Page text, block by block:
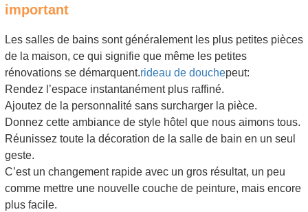
important
Les salles de bains sont généralement les plus petites pièces
de la maison, ce qui signifie que même les petites
rénovations se démarquent.rideau de douchepeut:
Rendez l’espace instantanément plus raffiné.
Ajoutez de la personnalité sans surcharger la pièce.
Donnez cette ambiance de style hôtel que nous aimons tous.
Réunissez toute la décoration de la salle de bain en un seul
geste.
C’est un changement rapide avec un gros résultat, un peu
comme mettre une nouvelle couche de peinture, mais encore
plus facile.